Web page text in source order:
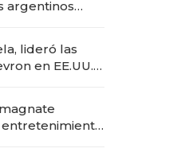
argentinos
lideró las
en EE.UU. y